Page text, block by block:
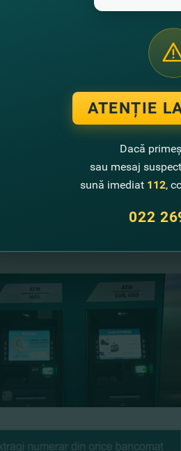
ATENȚIE
Dacă
sau mesaj
sună imediat 112,
022